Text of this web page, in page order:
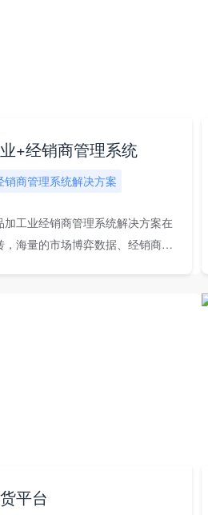
+经销商管理系统
商管理系统解决方案
工业经销商管理系统解决方案在
海量的市场博弈数据、经销商行
平台